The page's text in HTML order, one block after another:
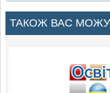
ТАКОЖ ВАС